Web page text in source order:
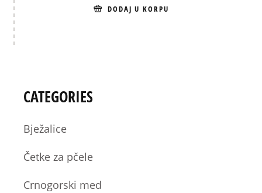
DODAJ U KORPU
CATEGORIES
Bježalice
Četke za pčele
Crnogorski med